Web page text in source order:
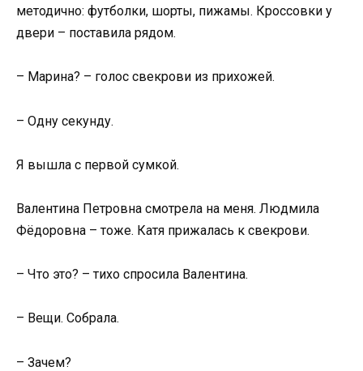
методично: футболки, шорты, пижамы. Кроссовки у
двери – поставила рядом.
– Марина? – голос свекрови из прихожей.
– Одну секунду.
Я вышла с первой сумкой.
Валентина Петровна смотрела на меня. Людмила
Фёдоровна – тоже. Катя прижалась к свекрови.
– Что это? – тихо спросила Валентина.
– Вещи. Собрала.
– Зачем?